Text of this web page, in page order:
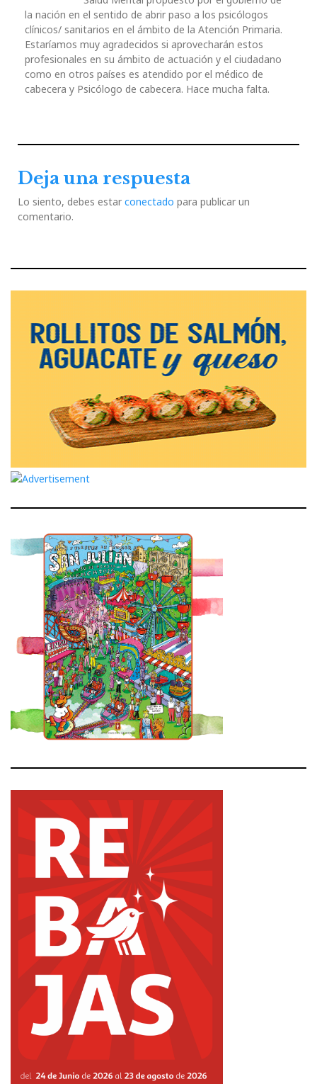
la nación en el sentido de abrir paso a los psicólogos
clínicos/ sanitarios en el ámbito de la Atención Primaria.
Estaríamos muy agradecidos si aprovecharán estos
profesionales en su ámbito de actuación y el ciudadano
como en otros países es atendido por el médico de
cabecera y Psicólogo de cabecera. Hace mucha falta.
Deja una respuesta
Lo siento, debes estar conectado para publicar un
comentario.